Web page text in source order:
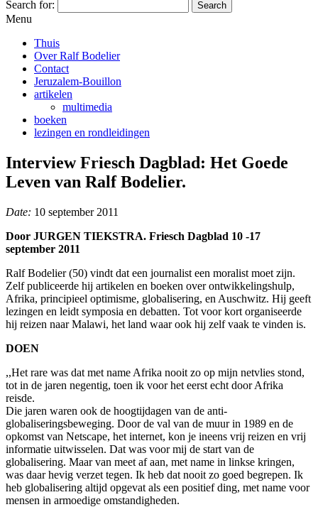
Search for:
Menu
Thuis
Over Ralf Bodelier
Contact
Jeruzalem-Bouillon
artikelen
multimedia
boeken
lezingen en rondleidingen
Interview Friesch Dagblad: Het Goede
Leven van Ralf Bodelier.
Date: 10 september 2011
Door JURGEN TIEKSTRA. Friesch Dagblad 10 -17
september 2011
Ralf Bodelier (50) vindt dat een journalist een moralist moet zijn.
Zelf publiceerde hij artikelen en boeken over ontwikkelingshulp,
Afrika, principieel optimisme, globalisering, en Auschwitz. Hij geeft
lezingen en leidt symposia en debatten. Tot voor kort organiseerde
hij reizen naar Malawi, het land waar ook hij zelf vaak te vinden is.
DOEN
,,Het rare was dat met name Afrika nooit zo op mijn netvlies stond,
tot in de jaren negentig, toen ik voor het eerst echt door Afrika
reisde.
Die jaren waren ook de hoogtijdagen van de anti-
globaliseringsbeweging. Door de val van de muur in 1989 en de
opkomst van Netscape, het internet, kon je ineens vrij reizen en vrij
informatie uitwisselen. Dat was voor mij de start van de
globalisering. Maar van meet af aan, met name in linkse kringen,
was daar hevig verzet tegen. Ik heb dat nooit zo goed begrepen. Ik
heb globalisering altijd opgevat als een positief ding, met name voor
mensen in armoedige omstandigheden.